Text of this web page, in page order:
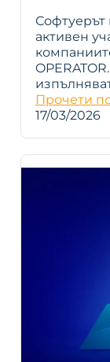
Софтуерът
активен
Прочети
17/03/2026